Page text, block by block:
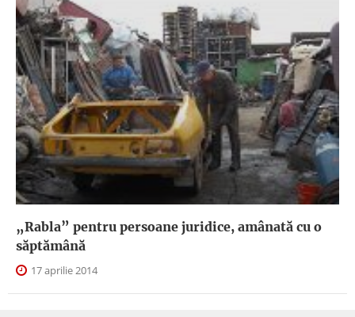
„Rabla” pentru persoane juridice, amânată cu o
săptămână
17 aprilie 2014